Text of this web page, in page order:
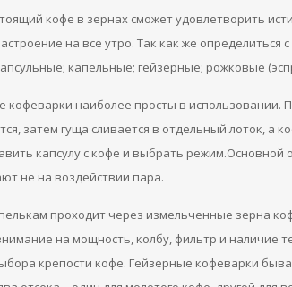
кофе в зернах сможет удовлетворить
на все утро. Так как же
капельные; гейзерные; рожковые
кофеварки наиболее просты в использовании.
затем гуща сливается в отдельный лоток, а
капсулу с кофе и выбрать
не на воздействии пара.
проходит через измельченные зерна
на мощность, колбу, фильтр и наличие
крепости кофе. Гейзерные кофеварки